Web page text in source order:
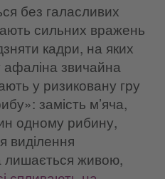
без галасливих
сильних вражень
кадри, на яких
звичайна
у ризиковану гру
замість м’яча,
одному рибину,
виділення
лишається живою,